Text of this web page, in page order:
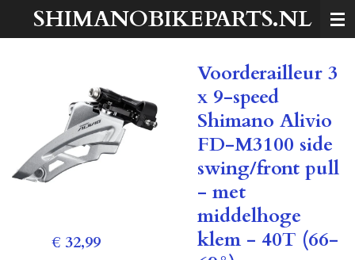
SHIMANOBIKEPARTS.NL
Voorderailleur 3
x 9-speed
Shimano Alivio
FD-M3100 side
swing/front pull
- met
middelhoge
klem - 40T (66-
€ 32,99